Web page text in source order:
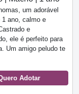
um adorável
1 ano, calmo e
e
ele é perfeito para
Um amigo peludo te
Adotar